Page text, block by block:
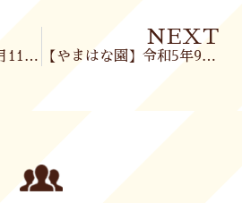
【北郷園】令和5年9月11日(月)
NEXT
【やまはな園】令和5年9月11日(月)